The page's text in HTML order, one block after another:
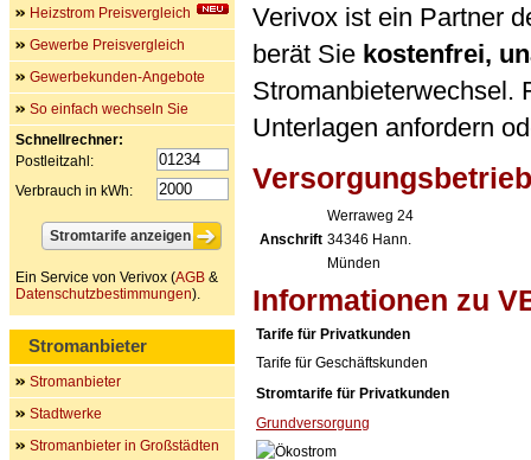
Verivox ist ein Partner
berät Sie kostenfrei,
Stromanbieterwechsel.
Unterlagen anfordern
Anschrift
Werraweg 24
34346 Hann.
Münden
Informationen zu
Tarife für Privatkunden
Tarife für Geschäftskunden
Stromtarife für Privatkunden
Grundversorgung
Heizstrom Preisvergleich
Gewerbe Preisvergleich
Gewerbekunden-Angebote
So einfach wechseln Sie
Schnellrechner:
Postleitzahl:
Verbrauch in kWh:
Ein Service von Verivox (AGB &
Datenschutzbestimmungen).
Stromanbieter
Stromanbieter
Stadtwerke
Stromanbieter in Großstädten